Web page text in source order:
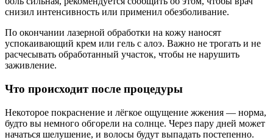
снизил интенсивность или применил обезболивание.
По окончании лазерной обработки на кожу наносят
успокаивающий крем или гель с алоэ. Важно не трогать и не
расчесывать обработанный участок, чтобы не нарушить
заживление.
Что происходит после процедуры
Некоторое покраснение и лёгкое ощущение жжения — норма,
будто вы немного обгорели на солнце. Через пару дней может
начаться шелушение, и волосы будут выпадать постепенно.